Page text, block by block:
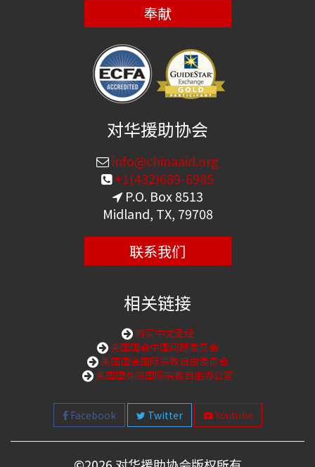
奉献
对华援助协会
info@chinaaid.org
+1(432)689-6985
P.O. Box 8513
Midland, TX, 79708
联系我们
相关链接
购买中文圣经
美国国会中国问题委员会
美国国会国际宗教自由委员会
美国国务院国际宗教自由办公室
Facebook Twitter Youtube